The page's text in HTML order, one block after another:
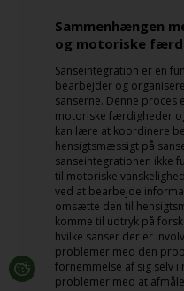
Sammenhængen
og motoriske
Sanseintegration er en
bearbejder og
sanserne. Denne
motoriske færdigheder
kan lære at koordinere
hensigtsmæssigt på
sanseintegrationen ikke
til motoriske
ved at bearbejde
omsætte den til
komme til udtryk på
hvilke sanser der er
problemer med den
fornemmelse af sig selv
problemer med at